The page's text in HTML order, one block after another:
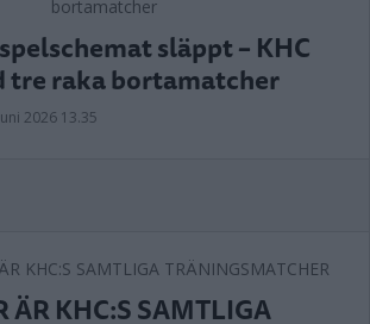
släppt – KHC
tre raka bortamatcher
2026 13.35
ÄR KHC:S SAMTLIGA